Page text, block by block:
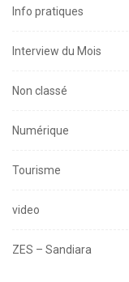
Info pratiques
Interview du Mois
Non classé
Numérique
Tourisme
video
ZES – Sandiara